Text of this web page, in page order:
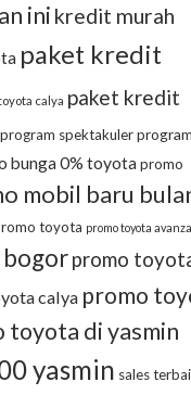
ini kredit murah
paket kredit
calya paket kredit
spektakulerprogram
bunga 0% toyotapromo
mobil baru
toyota promo toyota avanza
promo
calya promo
toyota di yasmin
yasmin sales